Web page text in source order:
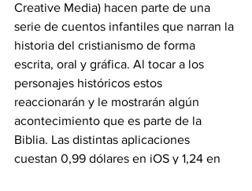
Creative Media) hacen parte de una
serie de cuentos infantiles que narran la
historia del cristianismo de forma
escrita, oral y gráfica. Al tocar a los
personajes históricos estos
reaccionarán y le mostrarán algún
acontecimiento que es parte de la
Biblia. Las distintas aplicaciones
cuestan 0,99 dólares en iOS y 1,24 en